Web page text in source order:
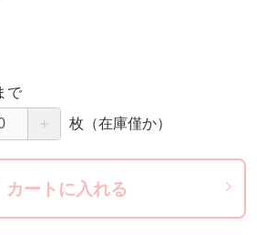
で
＋ 枚 （在庫僅か）
カートに入れる